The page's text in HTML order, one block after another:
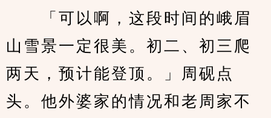
「可以啊，这段时间的峨眉
山雪景一定很美。初二、初三爬
两天，预计能登顶。」周砚点
头。他外婆家的情况和老周家不